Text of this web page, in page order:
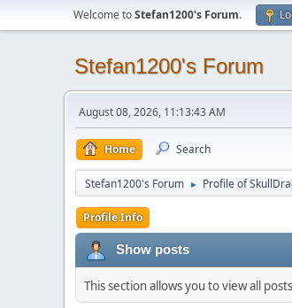
Welcome toStefan1200's Forum.
Stefan1200's Forum
August 08, 2026, 11:13:43 AM
Home Search
Stefan1200's Forum ► Profile of
Profile Info
Show posts
This section allows you to view all